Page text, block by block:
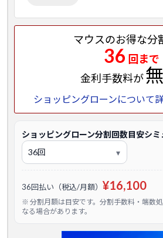
マウスのお得な分
36 回まで
金利手数料が
ショッピングローンについて
ショッピングローン分割回数目安シ
36回払い（税込/月額） ¥16,100
※ 分割月額は目安です。分割手数料・端数
なる場合があります。